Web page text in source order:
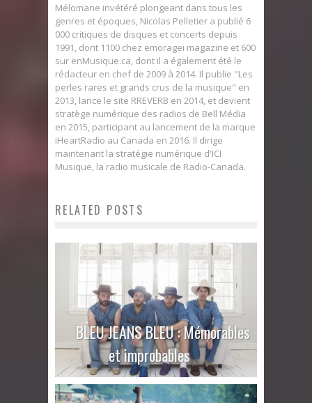
Mélomane invétéré plongeant dans tous les
genres et époques, Nicolas Pelletier a publié 6
000 critiques de disques et concerts depuis
1991, dont 1100 chez emoragei magazine et 600
sur enMusique.ca, dont il a également été le
rédacteur en chef de 2009 à 2014. Il publie "Les
perles rares et grands crus de la musique" en
2013, lance le site RREVERB en 2014, et devient
stratège numérique des radios de Bell Média
en 2015, participant au lancement de la marque
iHeartRadio au Canada en 2016. Il dirige
maintenant la stratégie numérique d'ICI
Musique, la radio musicale de Radio-Canada.
RELATED POSTS
BLEU JEANS BLEU : Mémorables
et improbables